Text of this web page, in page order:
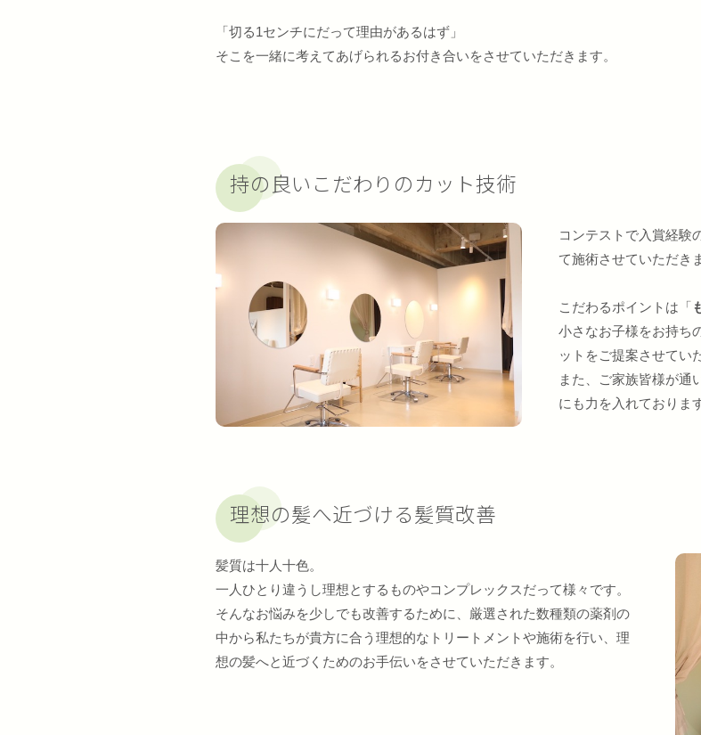
「切る1センチにだって理由があるはず」
そこを一緒に考えてあげられるお付き合いをさせていただきます。
持の良いこだわりのカット技術
コンテストで入賞経験
て施術させていただき
こだわるポイントは「
小さなお子様をお持ち
ットをご提案させてい
また、ご家族皆様が通
にも力を入れておりま
理想の髪へ近づける髪質改善
髪質は十人十色。
一人ひとり違うし理想とするものやコンプレックスだって様々です。
そんなお悩みを少しでも改善するために、厳選された数種類の薬剤の
中から私たちが貴方に合う理想的なトリートメントや施術を行い、理
想の髪へと近づくためのお手伝いをさせていただきます。